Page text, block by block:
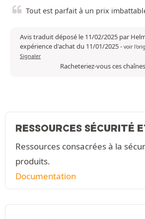
Tout est parfait à un prix
Avis traduit déposé le 11/02/2025 par
expérience d'achat du 11/01/2025- voir
Signaler
Racheteriez-vous ces
RESSOURCES SÉCURITÉ
Ressources consacrées à la
produits.
Documentation